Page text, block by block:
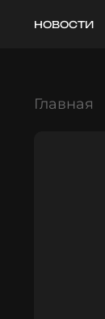
НОВОСТИ
Главная